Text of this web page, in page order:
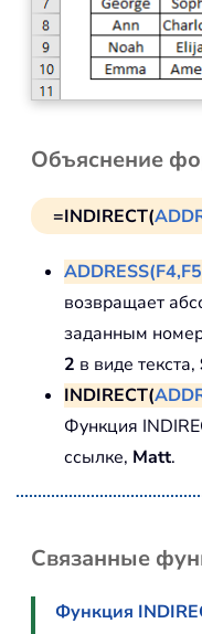
Объяснение
=INDIRECT(
возвращает
заданным
2 в виде текста,
INDIRECT(
Функция
ссылке, Matt.
Связанные
Функция